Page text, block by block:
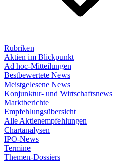
Rubriken
Aktien im Blickpunkt
Ad hoc-Mitteilungen
Bestbewertete News
Meistgelesene News
Konjunktur- und Wirtschaftsnews
Marktberichte
Empfehlungsübersicht
Alle Aktienempfehlungen
Chartanalysen
IPO-News
Termine
Themen-Dossiers